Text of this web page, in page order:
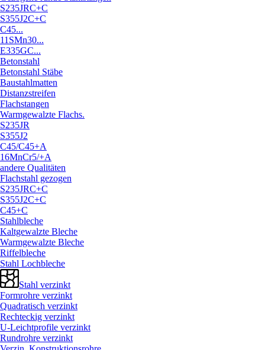
S235JRC+C
S355J2C+C
C45...
11SMn30...
E335GC...
Betonstahl
Betonstahl Stäbe
Baustahlmatten
Distanzstreifen
Flachstangen
Warmgewalzte Flachs.
S235JR
S355J2
C45/C45+A
16MnCr5/+A
andere Qualitäten
Flachstahl gezogen
S235JRC+C
S355J2C+C
C45+C
Stahlbleche
Kaltgewalzte Bleche
Warmgewalzte Bleche
Riffelbleche
Stahl Lochbleche
Stahl verzinkt
Formrohre verzinkt
Quadratisch verzinkt
Rechteckig verzinkt
U-Leichtprofile verzinkt
Rundrohre verzinkt